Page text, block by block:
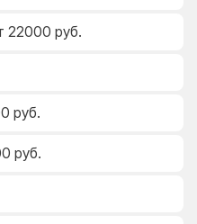
22000 руб.
руб.
руб.